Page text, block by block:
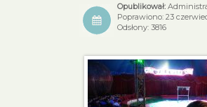
Poprawiono: 23
Odsłony: 3816